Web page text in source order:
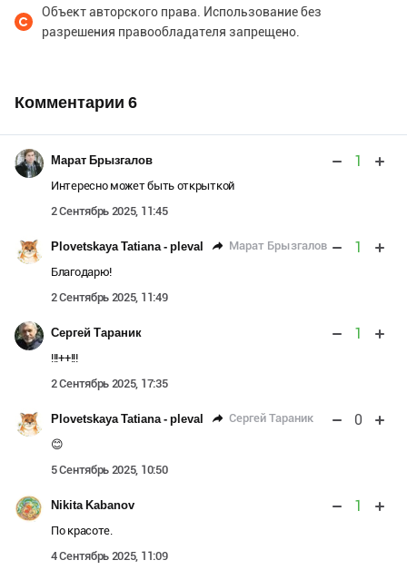
Объект авторского права. Использование без
разрешения правообладателя запрещено.
Комментарии 6
Марат Брызгалов 1
Интересно может быть открыткой
2 Сентябрь 2025, 11:45
Plovetskaya Tatiana - pleval Марат Брызгалов 1
Благодарю!
2 Сентябрь 2025, 11:49
Сергей Тараник 1
!!!++!!!
2 Сентябрь 2025, 17:35
Plovetskaya Tatiana - pleval Сергей Тараник 0
😊
5 Сентябрь 2025, 10:50
Nikita Kabanov 1
По красоте.
4 Сентябрь 2025, 11:09